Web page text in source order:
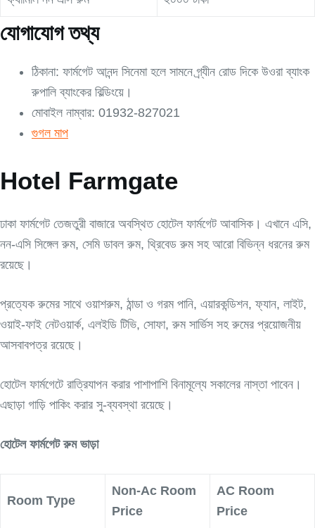
যোগাযোগ তথ্য
ঠিকানা: ফার্মগেট আনন্দ সিনেমা হলে সামনে গ্ৰ্যীন রোড দিকে উওরা ব্যাংক
রুপালি ব্যাংকের বিল্ডিংয়ে।
মোবাইল নাম্বার: 01932-827021
গুগল মাপ
Hotel Farmgate
ঢাকা ফার্মগেট তেজতুরী বাজারে অবস্থিত হোটেল ফার্মগেট আবাসিক। এখানে এসি,
নন-এসি সিঙ্গেল রুম, সেমি ডাবল রুম, থ্রিবেড রুম সহ আরো বিভিন্ন ধরনের রুম
রয়েছে।
প্রত্যেক রুমের সাথে ওয়াশরুম, ঠান্ডা ও গরম পানি, এয়ারকন্ডিশন, ফ্যান, লাইট,
ওয়াই-ফাই নেটওয়ার্ক, এলইডি টিভি, সোফা, রুম সার্ভিস সহ রুমের প্রয়োজনীয়
আসবাবপত্র রয়েছে।
হোটেল ফার্মগেটে রাত্রিযাপন করার পাশাপাশি বিনামূল্যে সকালের নাস্তা পাবেন।
এছাড়া গাড়ি পাকিং করার সু-ব্যবস্থা রয়েছে।
হোটেল ফার্মগেট রুম ভাড়া
Room Type
Non-Ac Room
Price
AC Room
Price